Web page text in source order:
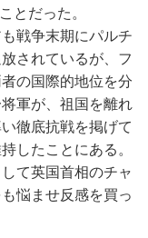
とだった。
戦争末期にパルチ
されているが、フ
の国際的地位を分
軍が、祖国を離れ
徹底抗戦を掲げて
したことにある。
て英国首相のチャ
悩ませ反感を買っ